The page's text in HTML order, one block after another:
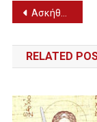
Πλοήγηση
άρθρων
Ασκήθηκε ποινική δίωξη για την υπόθεση του Όλιβερ στην Αράχωβα
RELATED